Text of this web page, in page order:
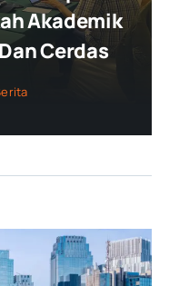
Akademik
Cerdas